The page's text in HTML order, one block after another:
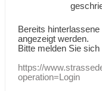
Bereits
angezeigt werden.
Bitte melden Sie
https://
operation=Login